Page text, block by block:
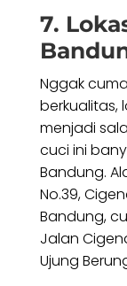
7.
Nggak
berkualitas,
menjadi
cuci ini
Bandung.
No.39,
Bandung,
Jalan
Ujung